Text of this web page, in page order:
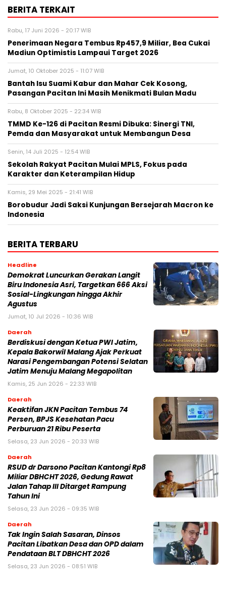
BERITA TERKAIT
Rabu, 17 Juni 2026 - 20:17 WIB
Penerimaan Negara Tembus Rp457,9 Miliar, Bea Cukai
Madiun Optimistis Lampaui Target 2026
Jumat, 10 Oktober 2025 - 11:07 WIB
Bantah Isu Suami Kabur dan Mahar Cek Kosong,
Pasangan Pacitan Ini Masih Menikmati Bulan Madu
Rabu, 8 Oktober 2025 - 22:34 WIB
TMMD Ke-126 di Pacitan Resmi Dibuka: Sinergi TNI,
Pemda dan Masyarakat untuk Membangun Desa
Senin, 14 Juli 2025 - 12:54 WIB
Sekolah Rakyat Pacitan Mulai MPLS, Fokus pada
Karakter dan Keterampilan Hidup
Kamis, 29 Mei 2025 - 21:41 WIB
Borobudur Jadi Saksi Kunjungan Bersejarah Macron ke
Indonesia
BERITA TERBARU
Headline
Demokrat Luncurkan Gerakan Langit
Biru Indonesia Asri, Targetkan 666 Aksi
Sosial-Lingkungan hingga Akhir
Agustus
Jumat, 10 Jul 2026 - 10:36 WIB
Daerah
Berdiskusi dengan Ketua PWI Jatim,
Kepala Bakorwil Malang Ajak Perkuat
Narasi Pengembangan Potensi Selatan
Jatim Menuju Malang Megapolitan
Kamis, 25 Jun 2026 - 22:33 WIB
Daerah
Keaktifan JKN Pacitan Tembus 74
Persen, BPJS Kesehatan Pacu
Perburuan 21 Ribu Peserta
Selasa, 23 Jun 2026 - 20:33 WIB
Daerah
RSUD dr Darsono Pacitan Kantongi Rp8
Miliar DBHCHT 2026, Gedung Rawat
Jalan Tahap III Ditarget Rampung
Tahun Ini
Selasa, 23 Jun 2026 - 09:35 WIB
Daerah
Tak Ingin Salah Sasaran, Dinsos
Pacitan Libatkan Desa dan OPD dalam
Pendataan BLT DBHCHT 2026
Selasa, 23 Jun 2026 - 08:51 WIB